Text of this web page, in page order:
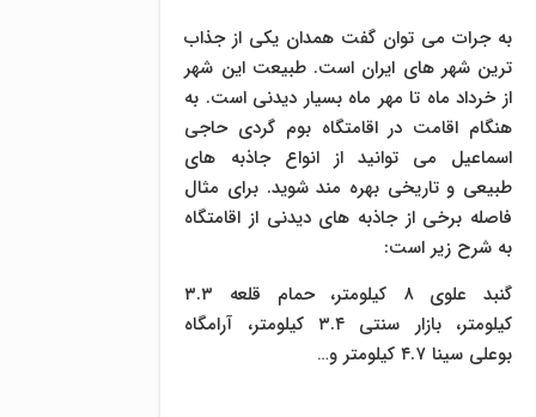
به جرات می توان گفت همدان یکی از جذاب
ترین شهر های ایران است. طبیعت این شهر
از خرداد ماه تا مهر ماه بسیار دیدنی است. به
هنگام اقامت در اقامتگاه بوم گردی حاجی
اسماعیل می توانید از انواع جاذبه های
طبیعی و تاریخی بهره مند شوید. برای مثال
فاصله برخی از جاذبه های دیدنی از اقامتگاه
به شرح زیر است:
گنبد علوی ۸ کیلومتر، حمام قلعه ۳.۳
کیلومتر، بازار سنتی ۳.۴ کیلومتر، آرامگاه
بوعلی سینا ۴.۷ کیلومتر و…